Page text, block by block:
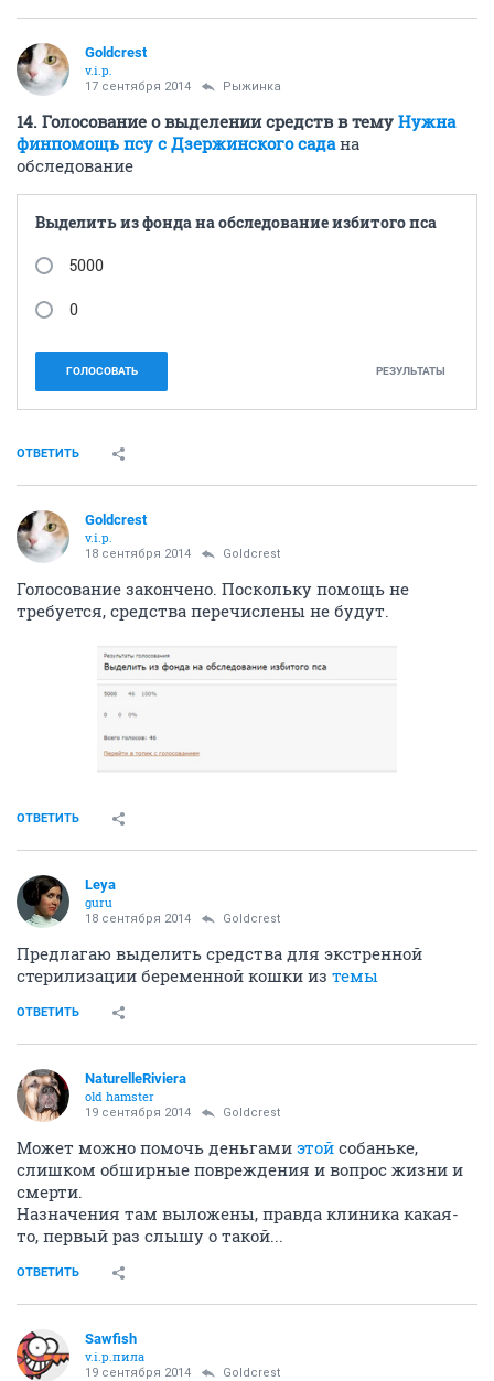
Goldcrest
v.i.p.
17 сентября 2014 Рыжинка
14. Голосование о выделении средств в тему Нужна
финпомощь псу с Дзержинского садана
обследование
Выделить из фонда на обследование избитого пса
5000
0
ГОЛОСОВАТЬ РЕЗУЛЬТАТЫ
ОТВЕТИТЬ
Goldcrest
v.i.p.
18 сентября 2014 Goldcrest
Голосование закончено. Поскольку помощь не
требуется, средства перечислены не будут.
ОТВЕТИТЬ
Leya
guru
18 сентября 2014 Goldcrest
Предлагаю выделить средства для экстренной
стерилизации беременной кошки из темы
ОТВЕТИТЬ
NaturelleRiviera
old hamster
19 сентября 2014 Goldcrest
Может можно помочь деньгами этой собаньке,
слишком обширные повреждения и вопрос жизни и
смерти.
Назначения там выложены, правда клиника какая-
то, первый раз слышу о такой...
ОТВЕТИТЬ
Sawfish
v.i.p.пила
19 сентября 2014 Goldcrest